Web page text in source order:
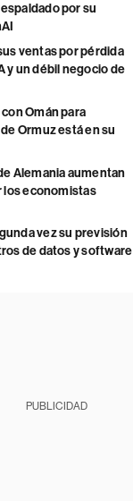
por su
ventas por pérdida
y un débil negocio de
Omán para
Ormuz está en su
Alemania aumentan
los economistas
vez su previsión
de datos y software
PUBLICIDAD